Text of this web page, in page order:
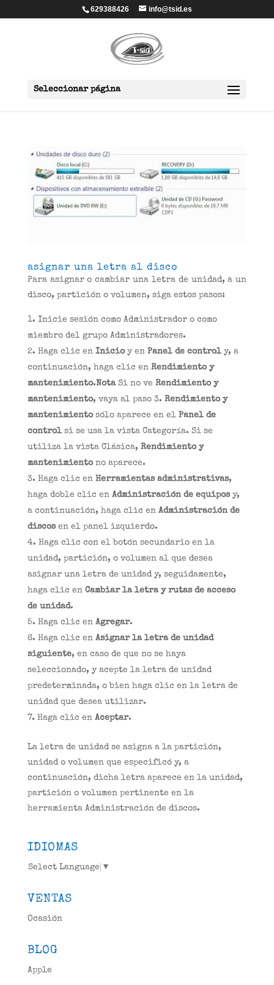
629388426 info@tsid.es
Seleccionar página
asignar una letra al disco
Para asignar o cambiar una letra de unidad, a un
disco, partición o volumen, siga estos pasos:
Inicie sesión como Administrador o como
miembro del grupo Administradores.
Haga clic en Inicioy en Panel de controly, a
continuación, haga clic en Rendimiento y
mantenimiento.NotaSi no ve Rendimiento y
mantenimiento, vaya al paso 3. Rendimiento y
mantenimientosólo aparece en el Panel de
controlsi se usa la vista Categoría. Si se
utiliza la vista Clásica, Rendimiento y
mantenimientono aparece.
Haga clic en Herramientas administrativas,
haga doble clic en Administración de equiposy,
a continuación, haga clic en Administración de
discosen el panel izquierdo.
Haga clic con el botón secundario en la
unidad, partición, o volumen al que desea
asignar una letra de unidad y, seguidamente,
haga clic en Cambiar la letra y rutas de acceso
de unidad.
Haga clic en Agregar.
Haga clic en Asignar la letra de unidad
siguiente, en caso de que no se haya
seleccionado, y acepte la letra de unidad
predeterminada, o bien haga clic en la letra de
unidad que desea utilizar.
Haga clic en Aceptar.
La letra de unidad se asigna a la partición,
unidad o volumen que especificó y, a
continuación, dicha letra aparece en la unidad,
partición o volumen pertinente en la
herramienta Administración de discos.
IDIOMAS
Select Language ▼
VENTAS
Ocasión
BLOG
Apple